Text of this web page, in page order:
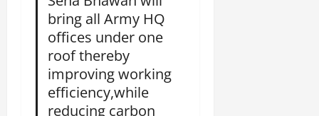
bring all Army HQ
offices under one
roof thereby
improving working
efficiency,while
reducing carbon